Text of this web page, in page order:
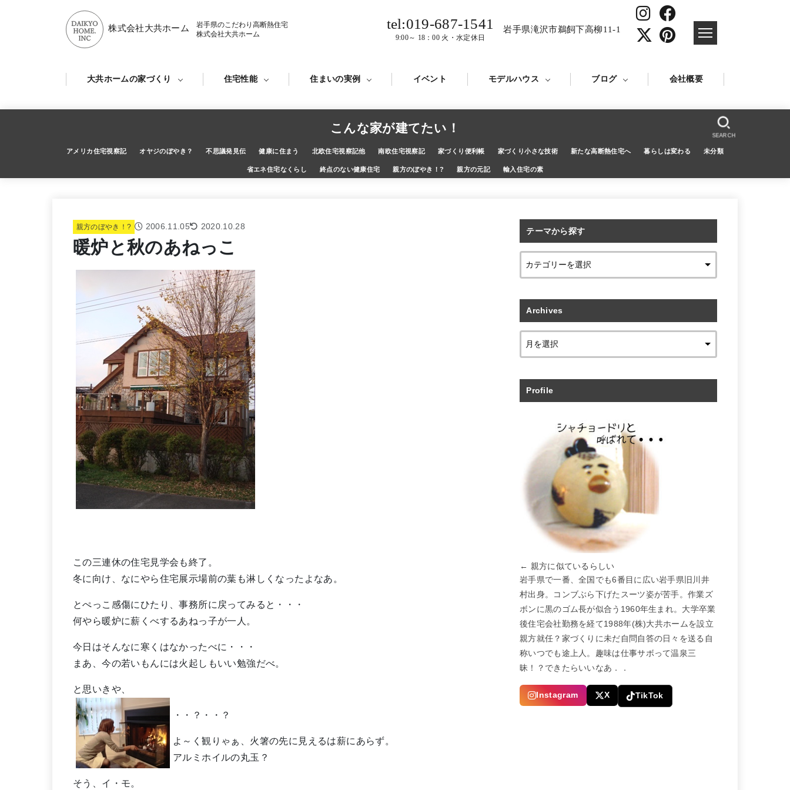
株式会社大共ホーム
岩手県のこだわり高断熱住宅
株式会社大共ホーム
tel:019-687-1541
9:00～ 18：00 火・水定休日
岩手県滝沢市鵜飼下高柳11-1
大共ホームの家づくり 住宅性能 住まいの実例 イベント モデルハウス ブログ 会社概要
こんな家が建てたい！
アメリカ住宅視察記 オヤジのぼやき？ 不思議発見伝 健康に住まう 北欧住宅視察記他 南欧住宅視察記 家づくり便利帳 家づくり小さな技術 新たな高断熱住宅へ 暮らしは変わる 未分類
省エネ住宅なくらし 終点のない健康住宅 親方のぼやき！? 親方の元記 輸入住宅の素
SEARCH
親方のぼやき！? 2006.11.05 2020.10.28
暖炉と秋のあねっこ
この三連休の住宅見学会も終了。
冬に向け、なにやら住宅展示場前の葉も淋しくなったよなあ。
とぺっこ感傷にひたり、事務所に戻ってみると・・・
何やら暖炉に薪くべするあねっ子が一人。
今日はそんなに寒くはなかったべに・・・
まあ、今の若いもんには火起しもいい勉強だべ。
と思いきや、
・・？・・？
よ～く観りゃぁ、火箸の先に見えるは薪にあらず。
アルミホイルの丸玉？
そう、イ・モ。
テーマから探す
Archives
Profile
← 親方に似ているらしい
岩手県で一番、全国でも6番目に広い岩手県旧川井
村出身。コンブぶら下げたスーツ姿が苦手。作業ズ
ボンに黒のゴム長が似合う1960年生まれ。大学卒業
後住宅会社勤務を経て1988年(株)大共ホームを設立
親方就任？家づくりに未だ自問自答の日々を送る自
称いつでも途上人。趣味は仕事サボって温泉三
昧！？できたらいいなあ．．
Instagram X TikTok